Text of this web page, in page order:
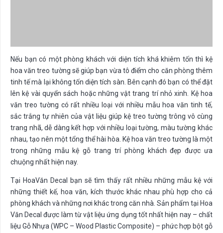
Nếu bạn có một phòng khách với diện tích khá khiêm tốn thì kệ
hoa văn treo tường sẽ giúp bạn vừa tô điểm cho căn phòng thêm
tinh tế mà lại không tốn diện tích sàn. Bên cạnh đó bạn có thể đặt
lên kệ vài quyển sách hoặc những vật trang trí nhỏ xinh. Kệ hoa
văn treo tường có rất nhiều loại với nhiều mẫu hoa văn tinh tế,
sắc trắng tự nhiên của vật liệu giúp kệ treo tường trông vô cùng
trang nhã, dễ dàng kết hợp với nhiều loại tường, màu tường khác
nhau, tạo nên một tổng thể hài hòa. Kệ hoa văn treo tường là một
trong những mẫu kệ gỗ trang trí phòng khách đẹp được ưa
chuộng nhất hiện nay.
Tại HoaVăn Decal bạn sẽ tìm thấy rất nhiều những mẫu kệ với
những thiết kế, hoa văn, kích thước khác nhau phù hợp cho cả
phòng khách và những nơi khác trong căn nhà. Sản phẩm tại Hoa
Văn Decal được làm từ vật liệu ứng dụng tốt nhất hiện nay – chất
liệu Gỗ Nhựa (WPC – Wood Plastic Composite) – phức hợp bột gỗ